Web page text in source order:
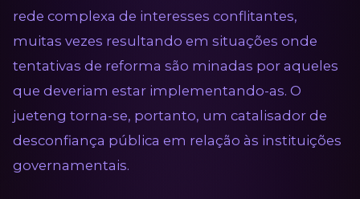
rede complexa de interesses conflitantes,
muitas vezes resultando em situações onde
tentativas de reforma são minadas por aqueles
que deveriam estar implementando-as. O
jueteng torna-se, portanto, um catalisador de
desconfiança pública em relação às instituições
governamentais.